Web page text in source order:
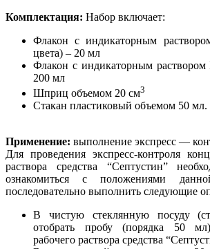
Комплектация: Набор включает:
Флакон с индикаторным
цвета) – 20 мл
Флакон с индикаторным
200 мл
Шприц объемом 20 см3
Стакан пластиковый объемом 50 мл.
Применение: выполнение экспресс —
Для проведения экспресс-контроля
раствора средства “Септустин”
ознакомиться с положениями
последовательно выполнить следующие
В чистую стеклянную посуду
отобрать пробу (порядка 50 мл)
рабочего раствора средства